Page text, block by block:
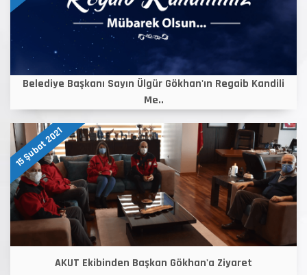
Belediye Başkanı Sayın Ülgür Gökhan'ın Regaib Kandili
Me..
15 Şubat 2021
AKUT Ekibinden Başkan Gökhan'a Ziyaret